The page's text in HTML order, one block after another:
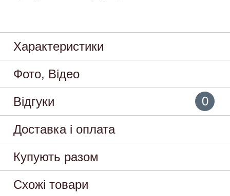
Характеристики
Фото, Відео
Відгуки
0
Доставка і оплата
Купують разом
Схожі товари